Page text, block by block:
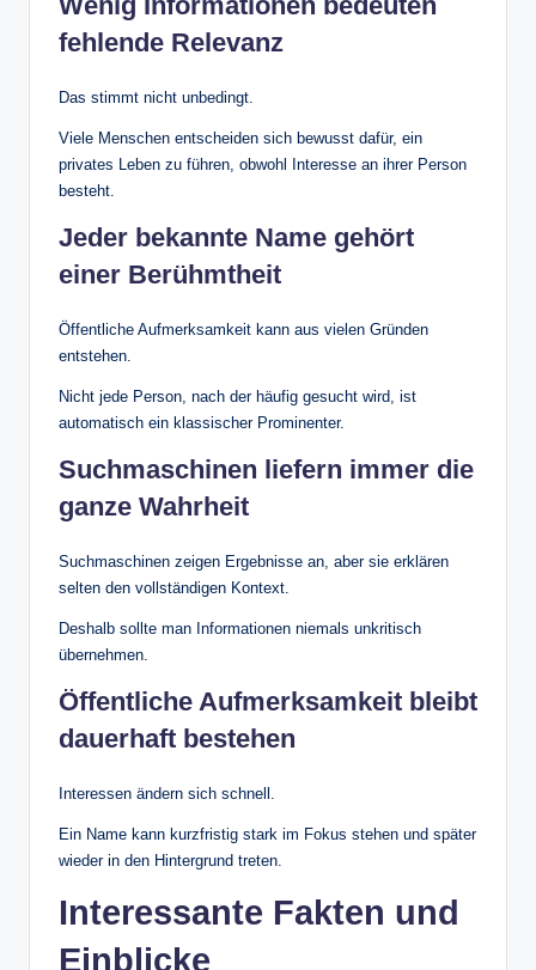
fehlende Relevanz
Das stimmt nicht unbedingt.
Viele Menschen entscheiden sich bewusst dafür, ein
privates Leben zu führen, obwohl Interesse an ihrer Person
besteht.
Jeder bekannte Name gehört
einer Berühmtheit
Öffentliche Aufmerksamkeit kann aus vielen Gründen
entstehen.
Nicht jede Person, nach der häufig gesucht wird, ist
automatisch ein klassischer Prominenter.
Suchmaschinen liefern immer die
ganze Wahrheit
Suchmaschinen zeigen Ergebnisse an, aber sie erklären
selten den vollständigen Kontext.
Deshalb sollte man Informationen niemals unkritisch
übernehmen.
Öffentliche Aufmerksamkeit bleibt
dauerhaft bestehen
Interessen ändern sich schnell.
Ein Name kann kurzfristig stark im Fokus stehen und später
wieder in den Hintergrund treten.
Interessante Fakten und
Einblicke